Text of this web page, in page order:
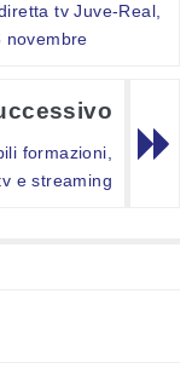
tv Juve-Real,
novembre
formazioni,
e streaming